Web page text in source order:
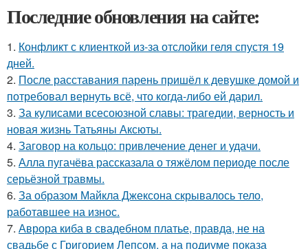
Последние обновления на сайте:
1. Конфликт с клиенткой из-за отслойки геля спустя 19
дней.
2. После расставания парень пришёл к девушке домой и
потребовал вернуть всё, что когда-либо ей дарил.
3. За кулисами всесоюзной славы: трагедии, верность и
новая жизнь Татьяны Аксюты.
4. Заговор на кольцо: привлечение денег и удачи.
5. Алла пугачёва рассказала о тяжёлом периоде после
серьёзной травмы.
6. За образом Майкла Джексона скрывалось тело,
работавшее на износ.
7. Аврора киба в свадебном платье, правда, не на
свадьбе с Григорием Лепсом, а на подиуме показа